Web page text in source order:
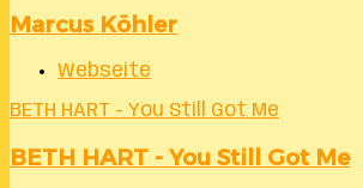
Marcus Köhler
Webseite
BETH HART - You Still Got Me
BETH HART - You Still Got Me